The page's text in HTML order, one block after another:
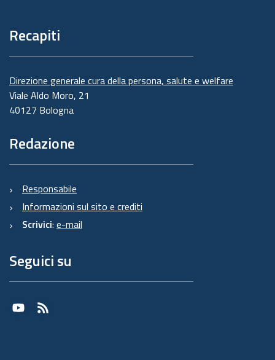
Recapiti
Direzione generale cura della persona, salute e welfare
Viale Aldo Moro, 21
40127 Bologna
Redazione
Responsabile
Informazioni sul sito e crediti
Scrivici: e-mail
Seguici su
Youtube
RSS